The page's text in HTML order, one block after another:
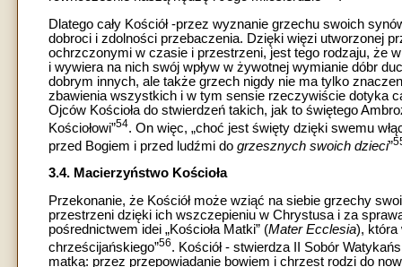
Dlatego cały Kościół -przez wyznanie grzechu swoich
dobroci i zdolności przebaczenia. Dzięki więzi utworzonej
ochrzczonymi w czasie i przestrzeni, jest tego rodzaju, że
i wywiera na nich swój wpływ w żywotnej wymianie dóbr
dobrym innych, ale także grzech nigdy nie ma tylko
zbawienia wszystkich i w tym sensie rzeczywiście dotyka
Ojców Kościoła do stwierdzeń takich, jak to świętego
Kościołowi”54. On więc, „choć jest święty dzięki swemu
przed Bogiem i przed ludźmi do grzesznych swoich dzieci”
3.4. Macierzyństwo Kościoła
Przekonanie, że Kościół może wziąć na siebie grzechy
przestrzeni dzięki ich wszczepieniu w Chrystusa i za
pośrednictwem idei „Kościoła Matki” (Mater Ecclesia), która
chrześcijańskiego”56. Kościół - stwierdza II Sobór
matką: przez przepowiadanie bowiem i chrzest rodzi do